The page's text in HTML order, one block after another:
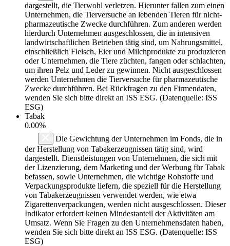
dargestellt, die Tierwohl verletzen. Hierunter fallen zum einen
Unternehmen, die Tierversuche an lebenden Tieren für nicht-
pharmazeutische Zwecke durchführen. Zum anderen werden
hierdurch Unternehmen ausgeschlossen, die in intensiven
landwirtschaftlichen Betrieben tätig sind, um Nahrungsmittel,
einschließlich Fleisch, Eier und Milchprodukte zu produzieren
oder Unternehmen, die Tiere züchten, fangen oder schlachten,
um ihren Pelz und Leder zu gewinnen. Nicht ausgeschlossen
werden Unternehmen die Tierversuche für pharmazeutische
Zwecke durchführen. Bei Rückfragen zu den Firmendaten,
wenden Sie sich bitte direkt an ISS ESG. (Datenquelle: ISS
ESG)
Tabak
0.00%
Die Gewichtung der Unternehmen im Fonds, die in
der Herstellung von Tabakerzeugnissen tätig sind, wird
dargestellt. Dienstleistungen von Unternehmen, die sich mit
der Lizenzierung, dem Marketing und der Werbung für Tabak
befassen, sowie Unternehmen, die wichtige Rohstoffe und
Verpackungsprodukte liefern, die speziell für die Herstellung
von Tabakerzeugnissen verwendet werden, wie etwa
Zigarettenverpackungen, werden nicht ausgeschlossen. Dieser
Indikator erfordert keinen Mindestanteil der Aktivitäten am
Umsatz. Wenn Sie Fragen zu den Unternehmensdaten haben,
wenden Sie sich bitte direkt an ISS ESG. (Datenquelle: ISS
ESG)